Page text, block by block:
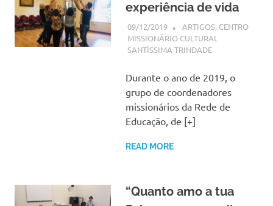
experiência de vida
09/12/2019 SSPS BRASIL
ARTIGOS, CENTRO
MISSIONÁRIO CULTURAL
SANTÍSSIMA TRINDADE
Durante o ano de 2019, o
grupo de coordenadores
missionários da Rede de
Educação, de [+]
READ MORE
“Quanto amo a tua